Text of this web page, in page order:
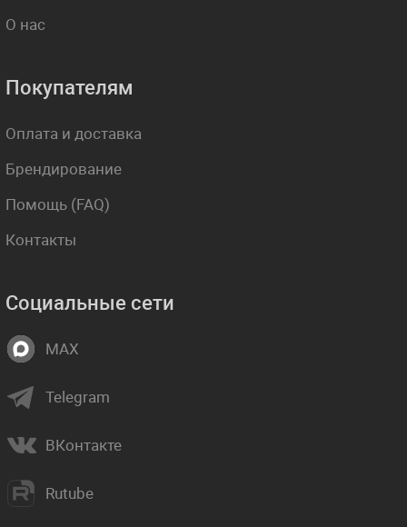
О нас
Покупателям
Оплата и доставка
Брендирование
Помощь (FAQ)
Контакты
Социальные сети
MAX
Telegram
ВКонтакте
Rutube